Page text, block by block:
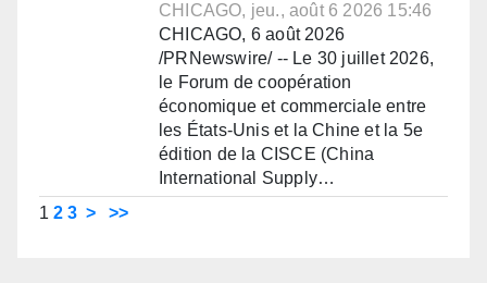
CHICAGO, jeu., août 6 2026 15:46
CHICAGO, 6 août 2026
/PRNewswire/ -- Le 30 juillet 2026,
le Forum de coopération
économique et commerciale entre
les États-Unis et la Chine et la 5e
édition de la CISCE (China
International Supply…
1 2 3 > >>